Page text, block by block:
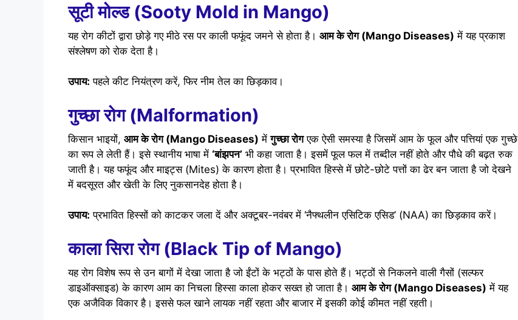
सूटी मोल्ड (Sooty Mold in Mango)
यह रोग कीटों द्वारा छोड़े गए मीठे रस पर काली फफूंद जमने से होता है। आम के रोग (Mango Diseases) में यह प्रकाश
संश्लेषण को रोक देता है।
उपाय: पहले कीट नियंत्रण करें, फिर नीम तेल का छिड़काव।
गुच्छा रोग (Malformation)
किसान भाइयों, आम के रोग (Mango Diseases) मेंगुच्छा रोगएक ऐसी समस्या है जिसमें आम के फूल और पत्तियां एक गुच्छे
का रूप ले लेती हैं। इसे स्थानीय भाषा में ‘बांझपन’ भी कहा जाता है। इसमें फूल फल में तब्दील नहीं होते और पौधे की बढ़त रुक
जाती है। यह फफूंद और माइट्स (Mites) के कारण होता है। प्रभावित हिस्से में छोटे-छोटे पत्तों का ढेर बन जाता है जो देखने
में बदसूरत और खेती के लिए नुकसानदेह होता है।
उपाय: प्रभावित हिस्सों को काटकर जला दें और अक्टूबर-नवंबर में ‘नैफ्थलीन एसिटिक एसिड’ (NAA) का छिड़काव करें।
काला सिरा रोग (Black Tip of Mango)
यह रोग विशेष रूप से उन बागों में देखा जाता है जो ईंटों के भट्ठों के पास होते हैं। भट्ठों से निकलने वाली गैसों (सल्फर
डाइऑक्साइड) के कारण आम का निचला हिस्सा काला होकर सख्त हो जाता है। आम के रोग (Mango Diseases) में यह
एक अजैविक विकार है। इससे फल खाने लायक नहीं रहता और बाजार में इसकी कोई कीमत नहीं रहती।